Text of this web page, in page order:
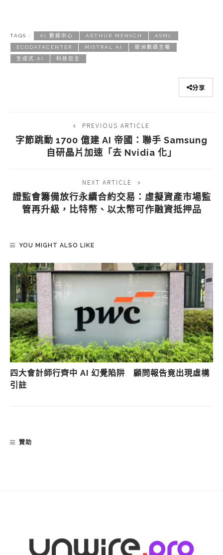
TAGS : AI 數據中心 ARTHUR MENSCH ASML
ECODATACENTER MISTRAL AI 歐洲數碼主權
生成式 AI 科技自主
分享
PREVIOUS ARTICLE
字節跳動 1700 億建 AI 帝國：聯手 Samsung
自研晶片加速「去 Nvidia 化」
NEXT ARTICLE
證監會籌備放行永續合約交易：虛擬資產市場監
管再升級，比特幣、以太幣可作融資抵押品
YOU MIGHT ALSO LIKE
四大會計師行齊中 AI 幻覺陷阱 顧問報告竟出現虛構
引註
贊助